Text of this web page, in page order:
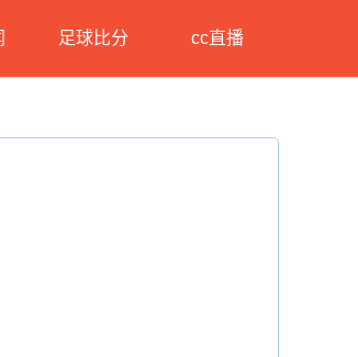
足球比分 cc直播